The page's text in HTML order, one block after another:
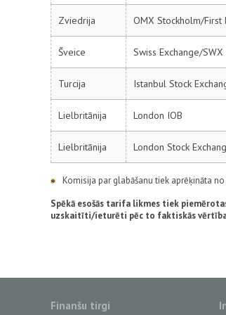
Zviedrija OMX Stockholm/First
Šveice Swiss Exchange/
Turcija Istanbul Stock
Lielbritānija London IOB
Lielbritānija London Stock
Komisija par glabāšanu tiek aprēķināta
Spēkā esošās tarifa likmes tiek
uzskaitīti/ieturēti pēc to faktiskās
Finanšu tirgi